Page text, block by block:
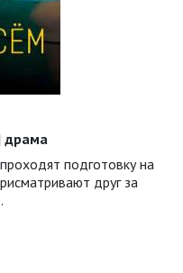
драма
подготовку на
друг за